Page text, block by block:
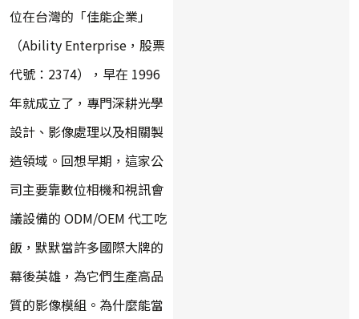
位在台灣的「佳能企業」
（Ability Enterprise，股票
代號：2374），早在 1996
年就成立了，專門深耕光學
設計、影像處理以及相關製
造領域。回想早期，這家公
司主要靠數位相機和視訊會
議設備的 ODM/OEM 代工吃
飯，默默當許多國際大牌的
幕後英雄，為它們生產高品
質的影像模組。為什麼能當